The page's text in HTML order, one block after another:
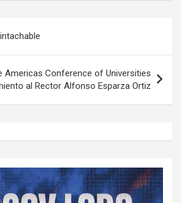
Americas Conference of Universities
al Rector Alfonso Esparza Ortiz